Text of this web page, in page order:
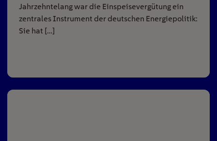
Jahrzehntelang war die Einspeisevergütung ein
zentrales Instrument der deutschen Energiepolitik:
Sie hat […]